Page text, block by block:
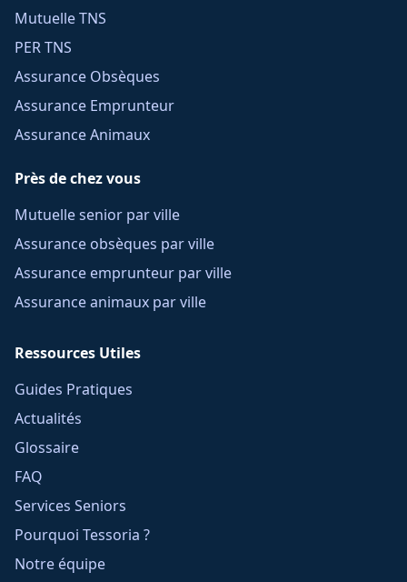
Mutuelle TNS
PER TNS
Assurance Obsèques
Assurance Emprunteur
Assurance Animaux
Près de chez vous
Mutuelle senior par ville
Assurance obsèques par ville
Assurance emprunteur par ville
Assurance animaux par ville
Ressources Utiles
Guides Pratiques
Actualités
Glossaire
FAQ
Services Seniors
Pourquoi Tessoria ?
Notre équipe